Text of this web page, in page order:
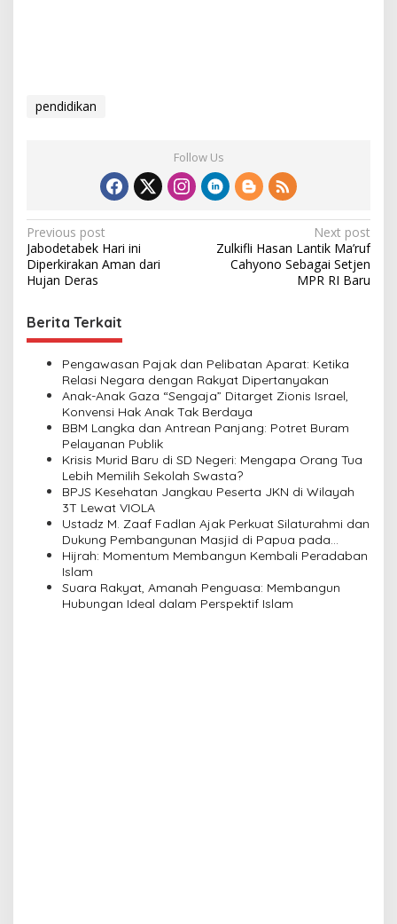
pendidikan
Follow Us
P
o
s
t
n
Previous post
Jabodetabek Hari ini
Diperkirakan Aman dari
Hujan Deras
Next post
Zulkifli Hasan Lantik Ma’ruf
Cahyono Sebagai Setjen
MPR RI Baru
Berita Terkait
Pengawasan Pajak dan Pelibatan Aparat: Ketika
Relasi Negara dengan Rakyat Dipertanyakan
Anak-Anak Gaza “Sengaja” Ditarget Zionis Israel,
Konvensi Hak Anak Tak Berdaya
BBM Langka dan Antrean Panjang: Potret Buram
Pelayanan Publik
Krisis Murid Baru di SD Negeri: Mengapa Orang Tua
Lebih Memilih Sekolah Swasta?
BPJS Kesehatan Jangkau Peserta JKN di Wilayah
3T Lewat VIOLA
Ustadz M. Zaaf Fadlan Ajak Perkuat Silaturahmi dan
Dukung Pembangunan Masjid di Papua pada
Pengajian Yayasan Alimbas Insan Cita
Hijrah: Momentum Membangun Kembali Peradaban
Islam
Suara Rakyat, Amanah Penguasa: Membangun
Hubungan Ideal dalam Perspektif Islam